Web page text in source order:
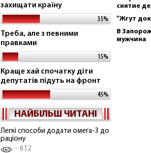
захищати країну
35%
Треба, але з певними
правками
15%
Краще хай спочатку діти
депутатів підуть на фронт
45%
НАЙБІЛЬШ ЧИТАНІ
Легкі способи додати омега-3 до
раціону
612
снятие
"Жгут
В
мужчина